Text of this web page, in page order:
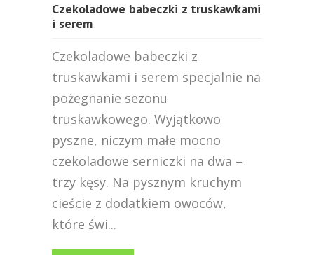
Czekoladowe babeczki z truskawkami
i serem
Czekoladowe babeczki z
truskawkami i serem specjalnie na
pożegnanie sezonu
truskawkowego. Wyjątkowo
pyszne, niczym małe mocno
czekoladowe serniczki na dwa –
trzy kęsy. Na pysznym kruchym
cieście z dodatkiem owoców,
które świ...